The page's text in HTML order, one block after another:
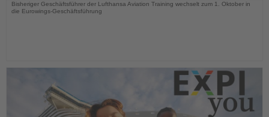
Bisheriger Geschäftsführer der Lufthansa Aviation Training wechselt zum 1. Oktober in
die Eurowings-Geschäftsführung